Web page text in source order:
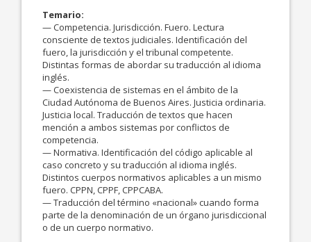
Temario:
— Competencia. Jurisdicción. Fuero. Lectura
consciente de textos judiciales. Identificación del
fuero, la jurisdicción y el tribunal competente.
Distintas formas de abordar su traducción al idioma
inglés.
— Coexistencia de sistemas en el ámbito de la
Ciudad Autónoma de Buenos Aires. Justicia ordinaria.
Justicia local. Traducción de textos que hacen
mención a ambos sistemas por conflictos de
competencia.
— Normativa. Identificación del código aplicable al
caso concreto y su traducción al idioma inglés.
Distintos cuerpos normativos aplicables a un mismo
fuero. CPPN, CPPF, CPPCABA.
— Traducción del término «nacional» cuando forma
parte de la denominación de un órgano jurisdiccional
o de un cuerpo normativo.